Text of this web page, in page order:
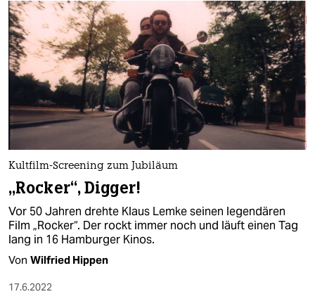
Kultfilm-Screening zum Jubiläum
„Rocker“, Digger!
Vor 50 Jahren drehte Klaus Lemke seinen legendären
Film „Rocker“. Der rockt immer noch und läuft einen Tag
lang in 16 Hamburger Kinos.
Von Wilfried Hippen
17.6.2022